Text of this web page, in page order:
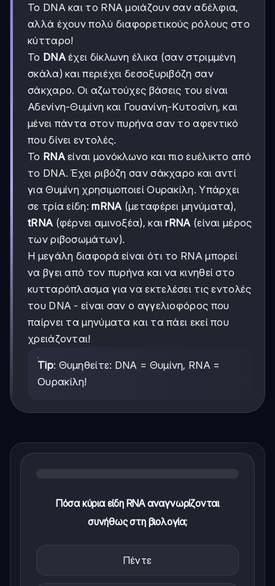
Το DNA και το RNA μοιάζουν σαν αδέλφια,
αλλά έχουν πολύ διαφορετικούς ρόλους στο
κύτταρο!
Το DNAέχει δίκλωνη έλικα (σαν στριμμένη
σκάλα) και περιέχει δεσοξυριβόζη σαν
σάκχαρο. Οι αζωτούχες βάσεις του είναι
Αδενίνη-Θυμίνη και Γουανίνη-Κυτοσίνη, και
μένει πάντα στον πυρήνα σαν το αφεντικό
που δίνει εντολές.
Το RNAείναι μονόκλωνο και πιο ευέλικτο από
το DNA. Έχει ριβόζη σαν σάκχαρο και αντί
για Θυμίνη χρησιμοποιεί Ουρακίλη. Υπάρχει
σε τρία είδη:mRNA (μεταφέρει μηνύματα),
tRNA (φέρνει αμινοξέα), καιrRNA (είναι μέρος
των ριβοσωμάτων).
Η μεγάλη διαφορά είναι ότι το RNA μπορεί
να βγει από τον πυρήνα και να κινηθεί στο
κυτταρόπλασμα για να εκτελέσει τις εντολές
του DNA - είναι σαν ο αγγελιοφόρος που
παίρνει τα μηνύματα και τα πάει εκεί που
χρειάζονται!
Tip: Θυμηθείτε: DNA = Θυμίνη, RNA =
Ουρακίλη!
Πόσα κύρια είδη RNA αναγνωρίζονται
συνήθως στη βιολογία;
Πέντε